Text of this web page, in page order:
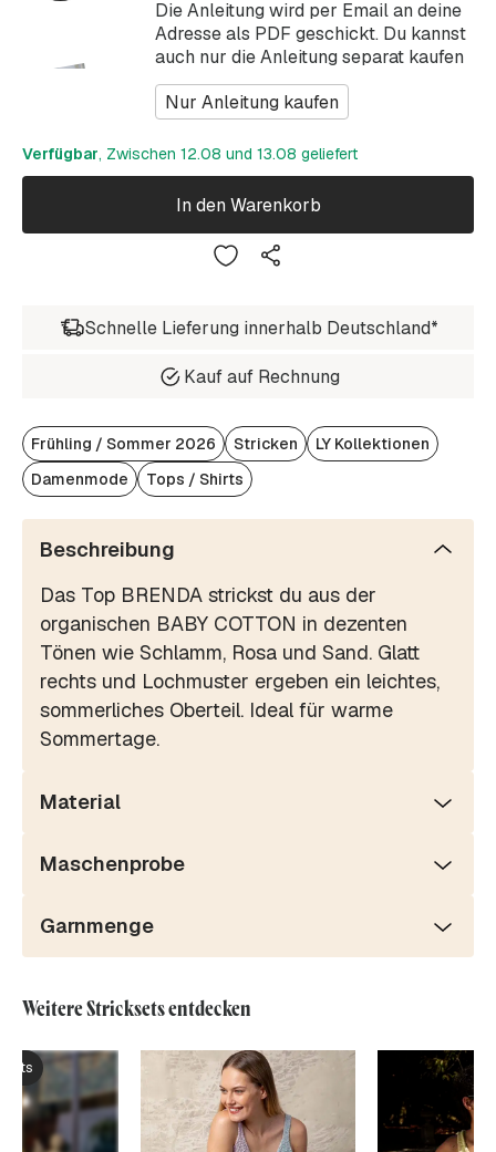
Die Anleitung wird per Email an deine
Adresse als PDF geschickt. Du kannst
auch nur die Anleitung separat kaufen
Nur Anleitung kaufen
Verfügbar, Zwischen 12.08 und 13.08 geliefert
In den Warenkorb
Schnelle Lieferung innerhalb Deutschland*
Kauf auf Rechnung
Frühling / Sommer 2026 Stricken
LY Kollektionen
Damenmode
Tops / Shirts
Beschreibung
Das Top BRENDA strickst du aus der
organischen BABY COTTON in dezenten
Tönen wie Schlamm, Rosa und Sand. Glatt
rechts und Lochmuster ergeben ein leichtes,
sommerliches Oberteil. Ideal für warme
Sommertage.
Material
Maschenprobe
Garnmenge
Weitere Stricksets entdecken